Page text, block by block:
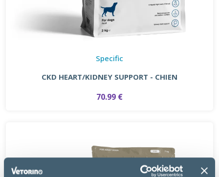
Specific
CKD HEART/KIDNEY SUPPORT - CHIEN
70.99 €